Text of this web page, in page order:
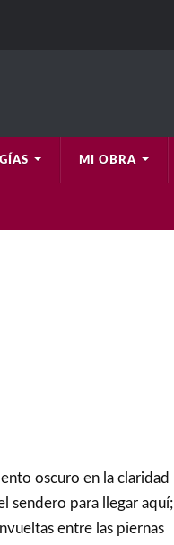
MI OBRA
oscuro en la claridad
sendero para llegar aquí;
entre las piernas